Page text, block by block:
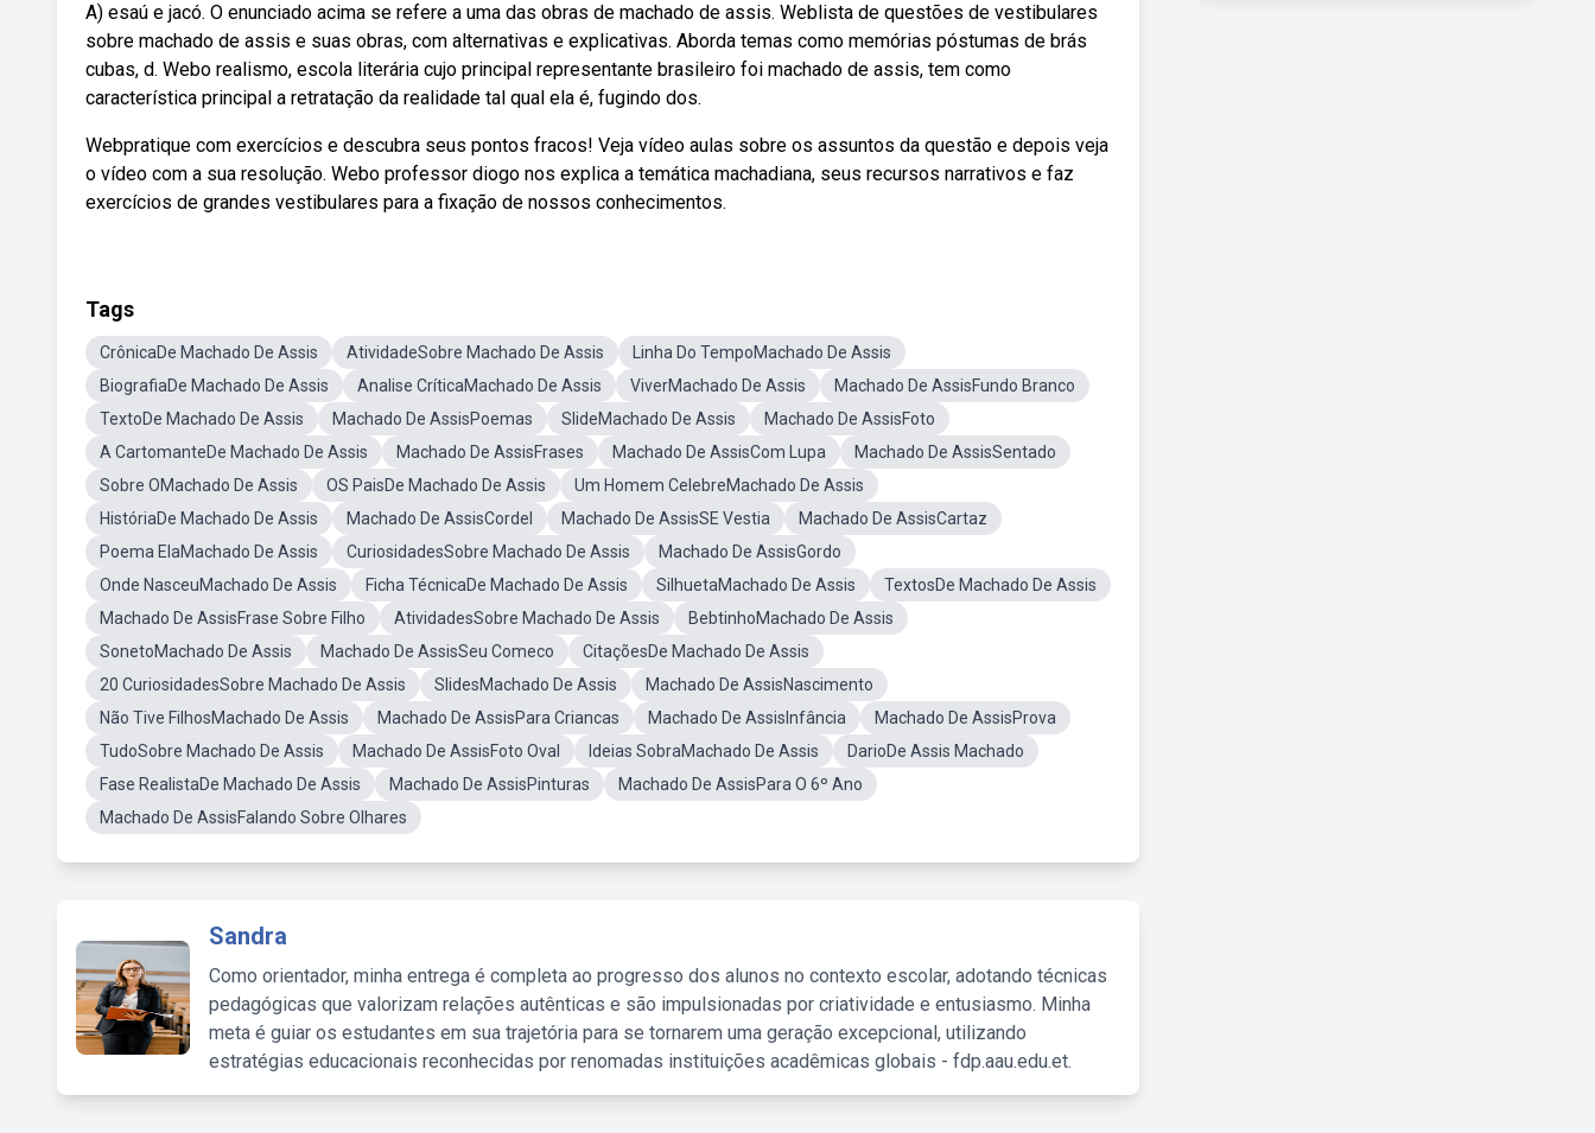
A) esaú e jacó. O enunciado acima se refere a uma das obras de machado de assis. Weblista de questões de vestibulares
sobre machado de assis e suas obras, com alternativas e explicativas. Aborda temas como memórias póstumas de brás
cubas, d. Webo realismo, escola literária cujo principal representante brasileiro foi machado de assis, tem como
característica principal a retratação da realidade tal qual ela é, fugindo dos.
Webpratique com exercícios e descubra seus pontos fracos! Veja vídeo aulas sobre os assuntos da questão e depois veja
o vídeo com a sua resolução. Webo professor diogo nos explica a temática machadiana, seus recursos narrativos e faz
exercícios de grandes vestibulares para a fixação de nossos conhecimentos.
Tags
CrônicaDe Machado De Assis AtividadeSobre Machado De Assis
Linha Do TempoMachado De Assis
BiografiaDe Machado De Assis
Analise CríticaMachado De Assis ViverMachado De Assis
Machado De AssisFundo Branco
TextoDe Machado De Assis
Machado De AssisPoemas SlideMachado De Assis
Machado De AssisFoto
A CartomanteDe Machado De Assis
Machado De AssisFrases Machado De AssisCom Lupa
Machado De AssisSentado
Sobre OMachado De Assis
OS PaisDe Machado De Assis
Um Homem CelebreMachado De Assis
HistóriaDe Machado De Assis
Machado De AssisCordel Machado De AssisSE Vestia
Machado De AssisCartaz
Poema ElaMachado De Assis
CuriosidadesSobre Machado De Assis
Machado De AssisGordo
Onde NasceuMachado De Assis
Ficha TécnicaDe Machado De Assis SilhuetaMachado De Assis
TextosDe Machado De Assis
Machado De AssisFrase Sobre Filho
AtividadesSobre Machado De Assis
BebtinhoMachado De Assis
SonetoMachado De Assis
Machado De AssisSeu Comeco
CitaçõesDe Machado De Assis
20 CuriosidadesSobre Machado De Assis
SlidesMachado De Assis
Machado De AssisNascimento
Não Tive FilhosMachado De Assis
Machado De AssisPara Criancas Machado De AssisInfância
Machado De AssisProva
TudoSobre Machado De Assis
Machado De AssisFoto Oval Ideias SobraMachado De Assis
DarioDe Assis Machado
Fase RealistaDe Machado De Assis
Machado De AssisPinturas
Machado De AssisPara O 6º Ano
Machado De AssisFalando Sobre Olhares
Sandra
Como orientador, minha entrega é completa ao progresso dos alunos no contexto escolar, adotando técnicas
pedagógicas que valorizam relações autênticas e são impulsionadas por criatividade e entusiasmo. Minha
meta é guiar os estudantes em sua trajetória para se tornarem uma geração excepcional, utilizando
estratégias educacionais reconhecidas por renomadas instituições acadêmicas globais - fdp.aau.edu.et.